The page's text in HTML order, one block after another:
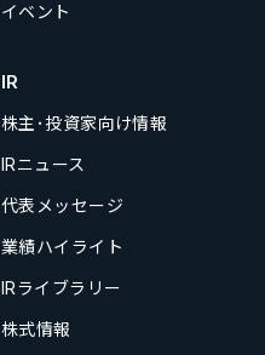
イベント
IR
株主･投資家向け情報
IRニュース
代表メッセージ
業績ハイライト
IRライブラリー
株式情報